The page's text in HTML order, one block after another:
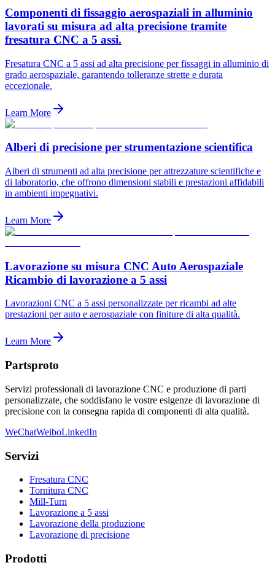
Componenti di fissaggio aerospaziali in alluminio
lavorati su misura ad alta precisione tramite
fresatura CNC a 5 assi.
Fresatura CNC a 5 assi ad alta precisione per fissaggi in alluminio di
grado aerospaziale, garantendo tolleranze strette e durata
eccezionale.
Learn More
Alberi di precisione per strumentazione scientifica
Alberi di strumenti ad alta precisione per attrezzature scientifiche e
di laboratorio, che offrono dimensioni stabili e prestazioni affidabili
in ambienti impegnativi.
Learn More
Lavorazione su misura CNC Auto Aerospaziale
Ricambio di lavorazione a 5 assi
Lavorazioni CNC a 5 assi personalizzate per ricambi ad alte
prestazioni per auto e aerospaziale con finiture di alta qualità.
Learn More
Partsproto
Servizi professionali di lavorazione CNC e produzione di parti
personalizzate, che soddisfano le vostre esigenze di lavorazione di
precisione con la consegna rapida di componenti di alta qualità.
WeChatWeiboLinkedIn
Servizi
Fresatura CNC
Tornitura CNC
Mill-Turn
Lavorazione a 5 assi
Lavorazione della produzione
Lavorazione di precisione
Prodotti